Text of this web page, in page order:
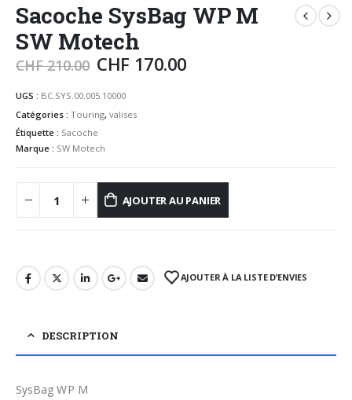
Sacoche SysBag WP M
SW Motech
CHF210.00 CHF 170.00
UGS : BC.SYS.00.005.10000
Catégories : Touring, valises
Étiquette : Sacoche
Marque : SW Motech
AJOUTER AU PANIER
AJOUTER À LA LISTE D’ENVIES
DESCRIPTION
SysBag WP M